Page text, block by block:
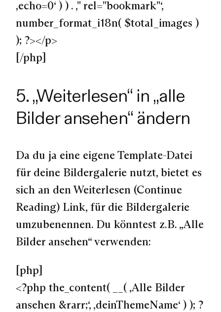
‚echo=0‘ ) ) . ‚" rel="bookmark"‘,
number_format_i18n( $total_images )
); ?></p>
[/php]
5. „Weiterlesen“ in „alle
Bilder ansehen“ ändern
Da du ja eine eigene Template-Datei
für deine Bildergalerie nutzt, bietet es
sich an den Weiterlesen (Continue
Reading) Link, für die Bildergalerie
umzubenennen. Du könntest z.B. „Alle
Bilder ansehen“ verwenden:
[php]
<?php the_content( __( ‚Alle Bilder
ansehen &rarr;‘, ‚deinThemeName‘ ) ); ?